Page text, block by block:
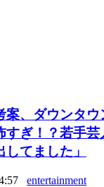
案、ダウンタ
すぎ！？若手
してました」
entertainment